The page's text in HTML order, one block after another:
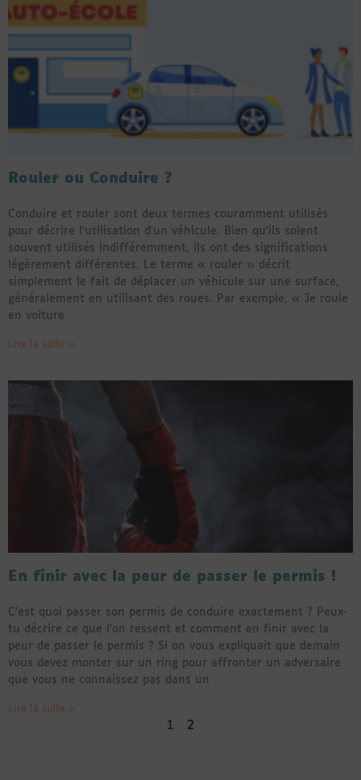
Rouler ou Conduire ?
Conduire et rouler sont deux termes couramment utilisés
pour décrire l’utilisation d’un véhicule. Bien qu’ils soient
souvent utilisés indifféremment, ils ont des significations
légèrement différentes. Le terme « rouler » décrit
simplement le fait de déplacer un véhicule sur une surface,
généralement en utilisant des roues. Par exemple, « Je roule
en voiture
Lire la suite »
En finir avec la peur de passer le permis !
C’est quoi passer son permis de conduire exactement ? Peux-
tu décrire ce que l’on ressent et comment en finir avec la
peur de passer le permis ? Si on vous expliquait que demain
vous devez monter sur un ring pour affronter un adversaire
que vous ne connaissez pas dans un
Lire la suite »
1 2